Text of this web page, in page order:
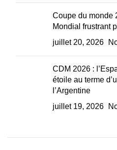
Coupe du monde
Mondial frustrant
juillet 20, 2026
CDM 2026 :
étoile au terme
l’Argentine
juillet 19, 2026